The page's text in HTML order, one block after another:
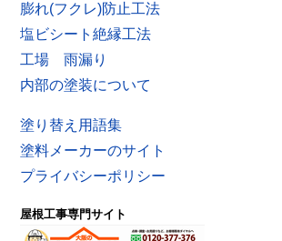
膨れ(フクレ)防止工法
塩ビシート絶縁工法
工場 雨漏り
内部の塗装について
塗り替え用語集
塗料メーカーのサイト
プライバシーポリシー
屋根工事専門サイト